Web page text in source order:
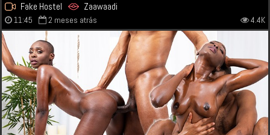
Fake Hostel Zaawaadi
11:45 2 meses atrás 4.4K